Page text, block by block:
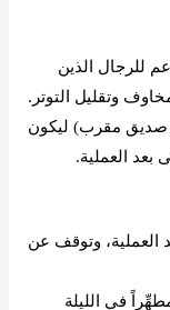
للرجال الذين
وتقليل التوتر.
صديق مقرب) ليكون
من موعد العملية، وتوقف عن
في الليلة